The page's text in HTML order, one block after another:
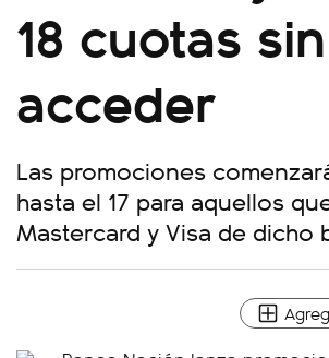
18 cuotas
acceder
Las promociones
hasta el 17 para aquellos
Mastercard y Visa de dicho